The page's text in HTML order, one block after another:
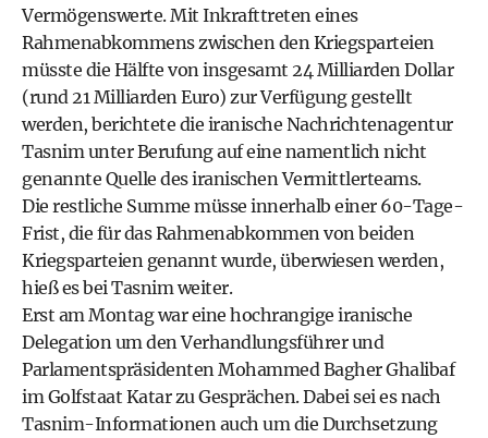
Vermögenswerte. Mit Inkrafttreten eines
Rahmenabkommens zwischen den Kriegsparteien
müsste die Hälfte von insgesamt 24 Milliarden Dollar
(rund 21 Milliarden Euro) zur Verfügung gestellt
werden, berichtete die iranische Nachrichtenagentur
Tasnim unter Berufung auf eine namentlich nicht
genannte Quelle des iranischen Vermittlerteams.
Die restliche Summe müsse innerhalb einer 60-Tage-
Frist, die für das Rahmenabkommen von beiden
Kriegsparteien genannt wurde, überwiesen werden,
hieß es bei Tasnim weiter.
Erst am Montag war eine hochrangige iranische
Delegation um den Verhandlungsführer und
Parlamentspräsidenten Mohammed Bagher Ghalibaf
im Golfstaat Katar zu Gesprächen. Dabei sei es nach
Tasnim-Informationen auch um die Durchsetzung